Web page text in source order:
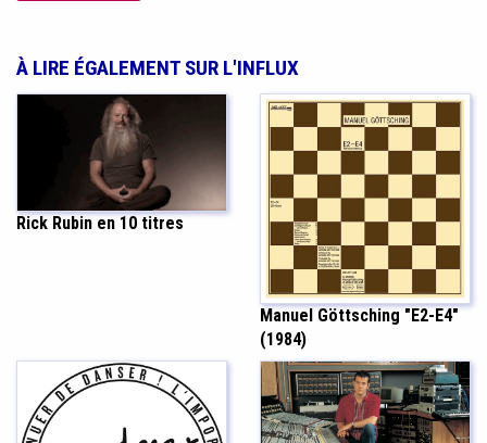
À LIRE ÉGALEMENT SUR L'INFLUX
Rick Rubin en 10 titres
Manuel Göttsching "E2-E4"
(1984)